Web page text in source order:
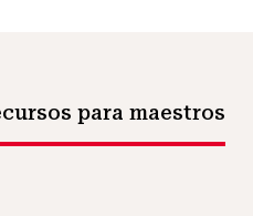
para maestros